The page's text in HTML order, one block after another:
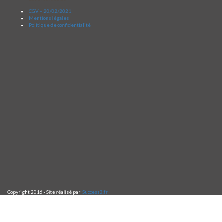
CGV – 20/02/2021
Mentions légales
Politique de confidentialité
Copyright 2016 - Site réalisé par Success3.fr